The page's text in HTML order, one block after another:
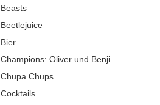
Beasts
Beetlejuice
Bier
Champions: Oliver und Benji
Chupa Chups
Cocktails